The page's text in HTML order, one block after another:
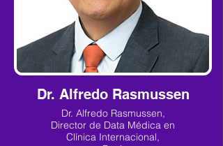
Dr. Alfredo Rasmussen
Dr. Alfredo Rasmussen,
Director de Data Médica en
Clínica Internacional,